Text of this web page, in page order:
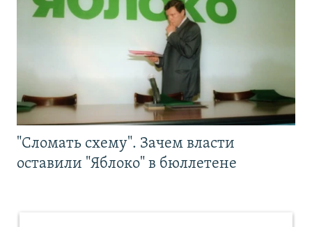
"Сломать схему". Зачем власти
оставили "Яблоко" в бюллетене